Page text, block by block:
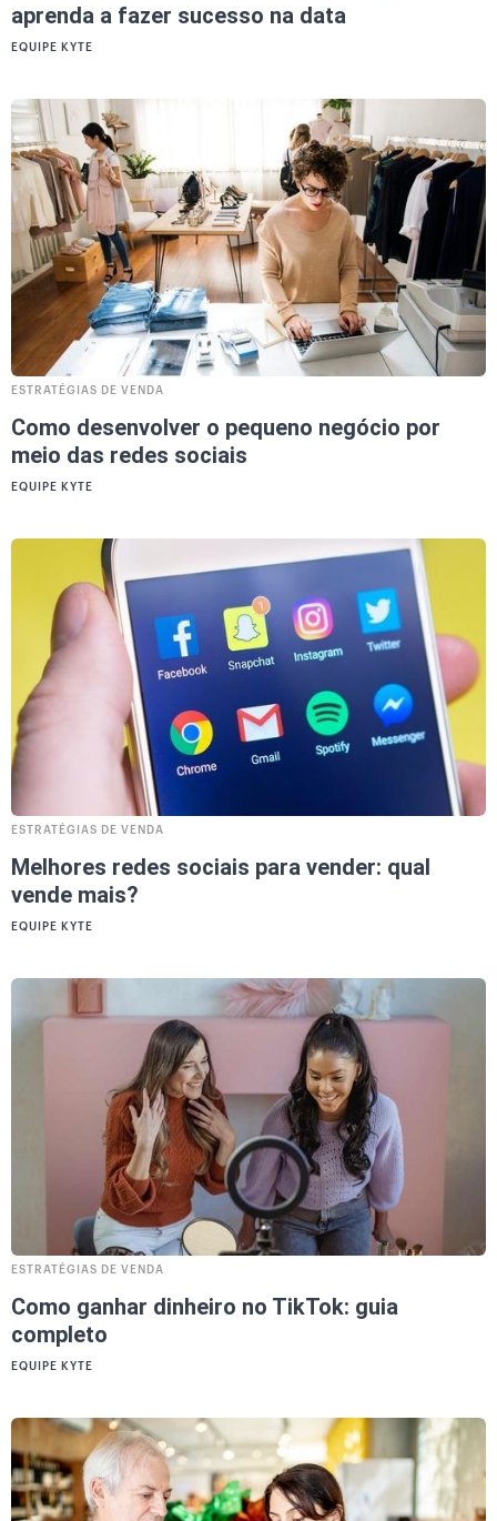
aprenda a fazer sucesso na data
EQUIPE KYTE
ESTRATÉGIAS DE VENDA
Como desenvolver o pequeno negócio por
meio das redes sociais
EQUIPE KYTE
ESTRATÉGIAS DE VENDA
Melhores redes sociais para vender: qual
vende mais?
EQUIPE KYTE
ESTRATÉGIAS DE VENDA
Como ganhar dinheiro no TikTok: guia
completo
EQUIPE KYTE